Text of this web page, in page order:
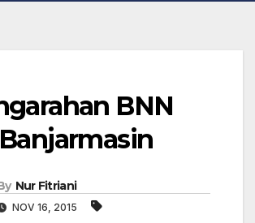
BNN
Nur Fitriani
NOV 16, 2015